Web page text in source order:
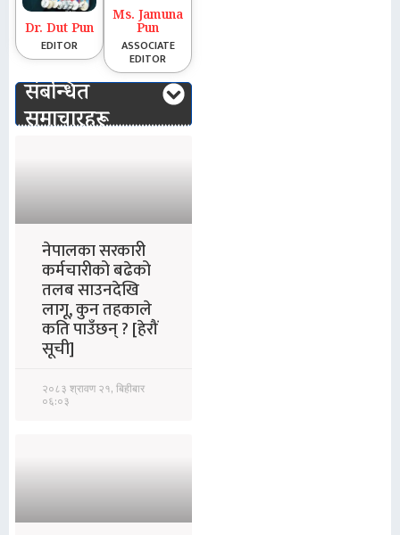
Dr. Dut Pun
EDITOR
Ms. Jamuna
Pun
ASSOCIATE
EDITOR
संबन्धित
समाचारहरू
नेपालका सरकारी
कर्मचारीको बढेको
तलब साउनदेखि
लागू, कुन तहकाले
कति पाउँछन् ? [हेरौं
सूची]
२०८३ श्रावण २१, बिहीबार
०६:०३